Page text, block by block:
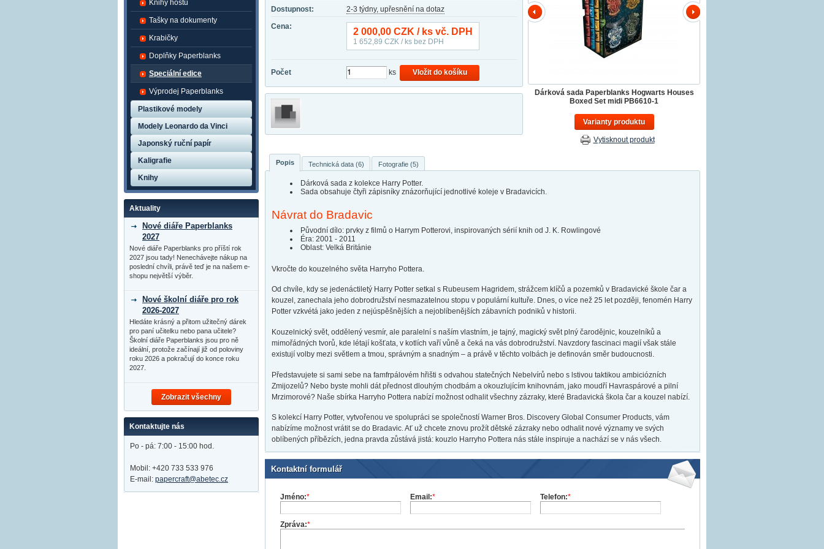
Dostupnost:
2-3 týdny, upřesnění na dotaz
Cena:
2 000,00 CZK / ks vč. DPH
1 652,89 CZK / ks bez DPH
Počet ks Vložit do košíku
Dárková sada Paperblanks Hogwarts Houses
Boxed Set midi PB6610-1
Varianty produktu
Vytisknout produkt
Popis Technická data (6) Fotografie (5)
Dárková sada z kolekce Harry Potter.
Sada obsahuje čtyři zápisníky znázorňující jednotlivé koleje v Bradavicích.
Návrat do Bradavic
Původní dílo: prvky z filmů o Harrym Potterovi, inspirovaných sérií knih od J. K. Rowlingové
Éra: 2001 - 2011
Oblast: Velká Británie
Vkročte do kouzelného světa Harryho Pottera.
Od chvíle, kdy se jedenáctiletý Harry Potter setkal s Rubeusem Hagridem, strážcem klíčů a pozemků v Bradavické škole čar a
kouzel, zanechala jeho dobrodružství nesmazatelnou stopu v populární kultuře. Dnes, o více než 25 let později, fenomén Harry
Potter vzkvétá jako jeden z nejúspěšnějších a nejoblíbenějších zábavních podniků v historii.
Kouzelnický svět, oddělený vesmír, ale paralelní s naším vlastním, je tajný, magický svět plný čarodějnic, kouzelníků a
mimořádných tvorů, kde létají košťata, v kotlích vaří vůně a čeká na vás dobrodružství. Navzdory fascinaci magií však stále
existují volby mezi světlem a tmou, správným a snadným – a právě v těchto volbách je definován směr budoucnosti.
Představujete si sami sebe na famfrpálovém hřišti s odvahou statečných Nebelvírů nebo s lstivou taktikou ambiciózních
Zmijozelů? Nebo byste mohli dát přednost dlouhým chodbám a okouzlujícím knihovnám, jako moudří Havraspárové a pilní
Mrzimorové? Naše sbírka Harryho Pottera nabízí možnost odhalit všechny zázraky, které Bradavická škola čar a kouzel nabízí.
S kolekcí Harry Potter, vytvořenou ve spolupráci se společností Warner Bros. Discovery Global Consumer Products, vám
nabízíme možnost vrátit se do Bradavic. Ať už chcete znovu prožít dětské zázraky nebo odhalit nové významy ve svých
oblíbených příbězích, jedna pravda zůstává jistá: kouzlo Harryho Pottera nás stále inspiruje a nachází se v nás všech.
Kontaktní formulář
Jméno:* Email:* Telefon:*
Zpráva:*
Knihy hostů
Tašky na dokumenty
Krabičky
Doplňky Paperblanks
Speciální edice
Výprodej Paperblanks
Plastikové modely
Modely Leonardo da Vinci
Japonský ruční papír
Kaligrafie
Knihy
Aktuality
Nové diáře Paperblanks
2027
Nové diáře Paperblanks pro příští rok
2027 jsou tady! Nenechávejte nákup na
poslední chvíli, právě teď je na našem e-
shopu největší výběr.
Nové školní diáře pro rok
2026-2027
Hledáte krásný a přitom užitečný dárek
pro paní učitelku nebo pana učitele?
Školní diáře Paperblanks jsou pro ně
ideální, protože začínají již od poloviny
roku 2026 a pokračují do konce roku
2027.
Zobrazit všechny
Kontaktujte nás
Po - pá: 7:00 - 15:00 hod.
Mobil: +420 733 533 976
E-mail: papercraft@abetec.cz